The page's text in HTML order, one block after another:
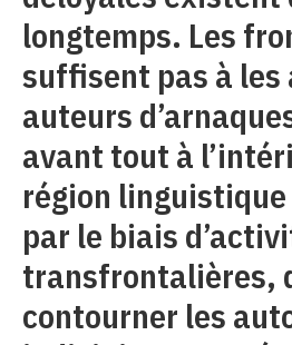
longtemps. Les
suffisent pas à les
auteurs
avant tout à
région
par le biais
transfrontalières,
contourner les